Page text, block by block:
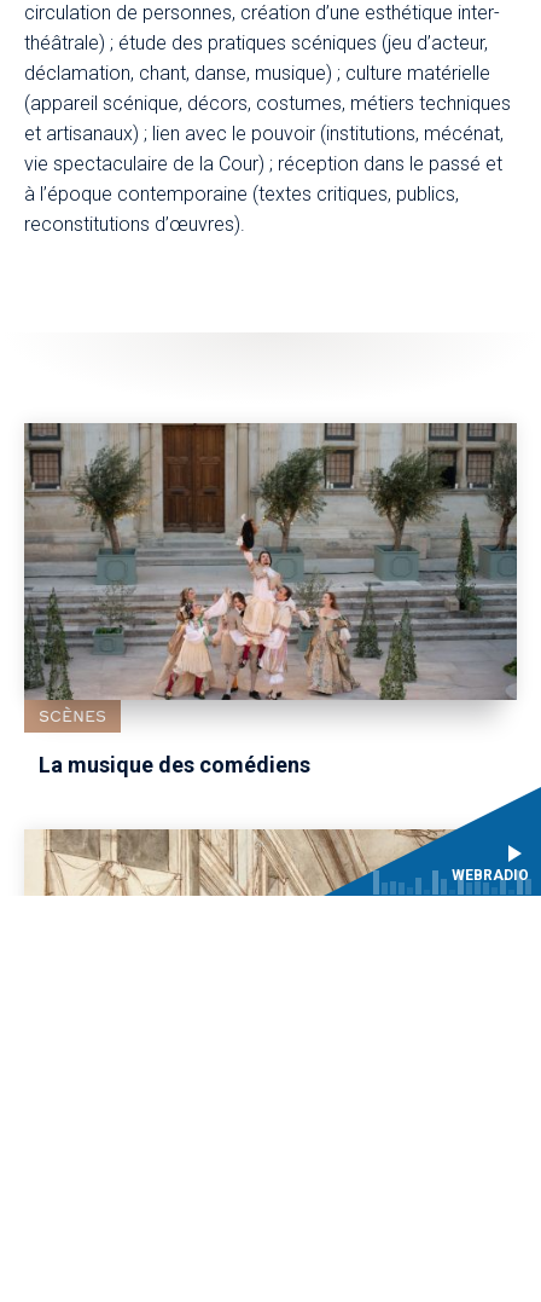
circulation de personnes, création d’une esthétique inter-
théâtrale) ; étude des pratiques scéniques (jeu d’acteur,
déclamation, chant, danse, musique) ; culture matérielle
(appareil scénique, décors, costumes, métiers techniques
et artisanaux) ; lien avec le pouvoir (institutions, mécénat,
vie spectaculaire de la Cour) ; réception dans le passé et
à l’époque contemporaine (textes critiques, publics,
reconstitutions d’œuvres).
SCÈNES
La musique des comédiens
WEBRADIO